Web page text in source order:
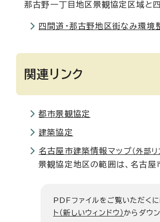
那古野一丁目地区景観協定区域と
四間道・那古野地区街なみ環
関連リンク
都市景観協定
建築協定
名古屋市建築情報マップ （外部リ
景観協定地区の範囲は、名古屋
PDFファイルをご覧いただく
ト（新しいウィンドウ）からダウン